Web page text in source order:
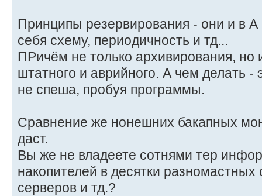
Принципы резервирования - они и в
себя схему, периодичность и тд...
ПРичём не только архивирования, но
штатного и аврийного. А чем делать
не спеша, пробуя программы.
Сравнение же нонешних бакапных
даст.
Вы же не владеете сотнями тер
накопителей в десятки
серверов и тд.?